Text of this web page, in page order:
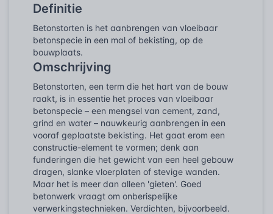
Definitie
Betonstorten is het aanbrengen van vloeibaar
betonspecie in een mal of bekisting, op de
bouwplaats.
Omschrijving
Betonstorten, een term die het hart van de bouw
raakt, is in essentie het proces van vloeibaar
betonspecie – een mengsel van cement, zand,
grind en water – nauwkeurig aanbrengen in een
vooraf geplaatste bekisting. Het gaat erom een
constructie-element te vormen; denk aan
funderingen die het gewicht van een heel gebouw
dragen, slanke vloerplaten of stevige wanden.
Maar het is meer dan alleen 'gieten'. Goed
betonwerk vraagt om onberispelijke
verwerkingstechnieken. Verdichten, bijvoorbeeld.